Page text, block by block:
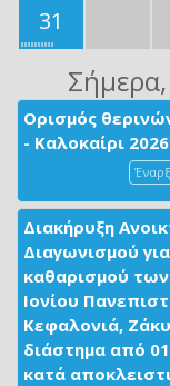
31
Σήμερα
Ορισμός
- Καλοκαίρι 2026
Διακήρυξη
Διαγωνισμού
καθαρισμού
Ιονίου
Κεφαλονιά,
διάστημα από
κατά